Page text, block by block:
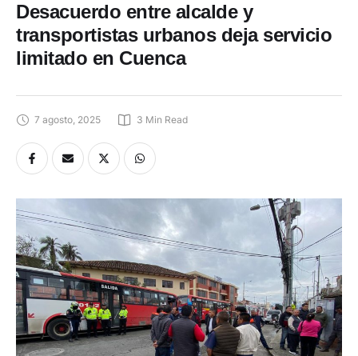
Desacuerdo entre alcalde y
transportistas urbanos deja servicio
limitado en Cuenca
7 agosto, 2025 3 Min Read